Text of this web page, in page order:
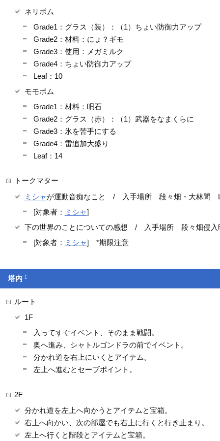
ネリポム
Grade1：グラス（装）：（1）ちょい防御力アップ
Grade2：材料：にょ？ギモ
Grade3：使用：メガミルク
Grade4：ちょい防御力アップ
Leaf：10
モモポム
Grade1：材料：唄石
Grade2：グラス（赤）：（1）武器をなまくらに
Grade3：氷を苦手にする
Grade4：雷追加大盛り
Leaf：14
トークマター
ミシャが運動音痴なこと / 入手場所 段々畑・大林間
[対象者： ミシャ]
下の世界のことについての感想 / 入手場所 段々畑侵
[対象者： ミシャ] *期限注意
塔内†
ルート
1F
入ってすぐイベント、そのまま戦闘。
奥へ進み、シャトルゴンドラの前でイベント。
分かれ道を右上にいくとアイテム。
左上へ進むとセーブポイント。
2F
分かれ道を左上へ向かうとアイテムと宝箱。
右上へ向かい、次の部屋でも右上に行くと行き止まり。
左上へ行くと階段とアイテムと宝箱。